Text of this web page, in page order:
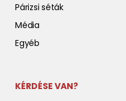
Párizsi séták
Média
Egyéb
KÉRDÉSE VAN?